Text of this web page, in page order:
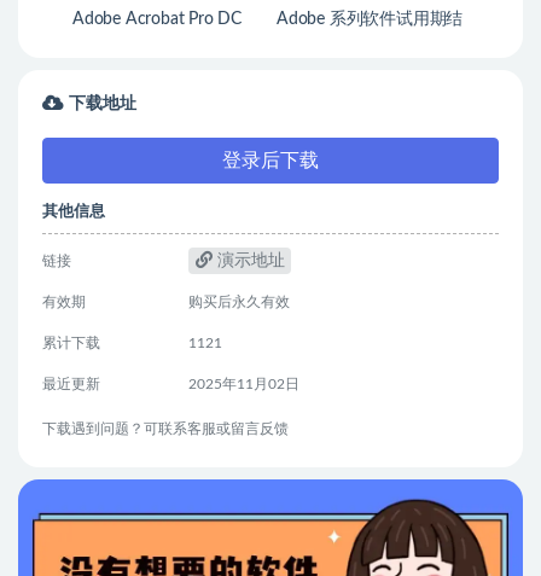
Adobe Acrobat Pro DC
Adobe 系列软件试用期结
下载地址
登录后下载
其他信息
链接 演示地址
有效期 购买后永久有效
累计下载 1121
最近更新 2025年11月02日
下载遇到问题？可联系客服或留言反馈